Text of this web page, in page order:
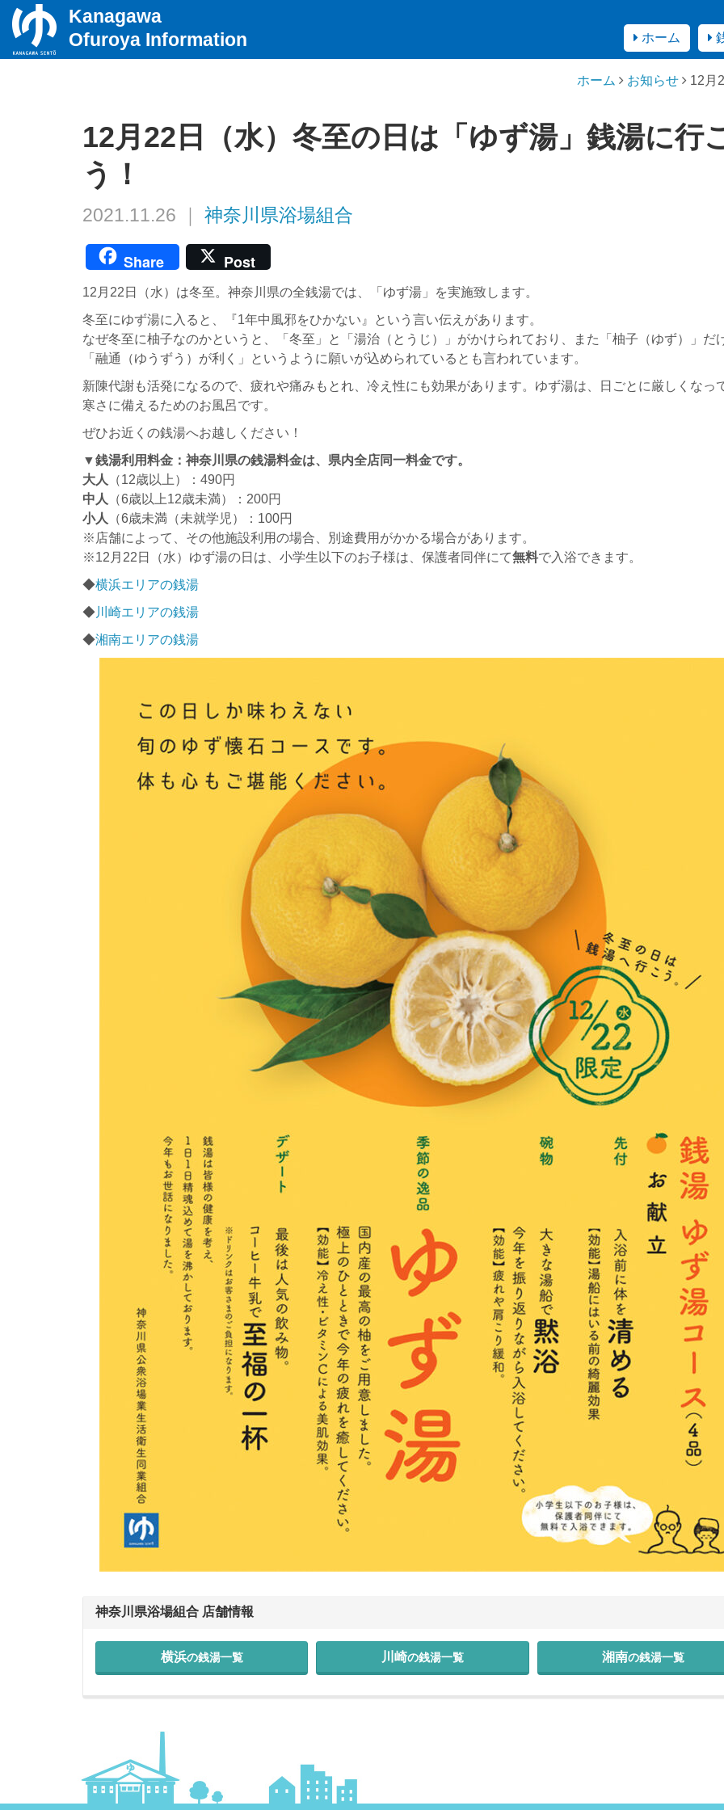
Kanagawa
Ofuroya Information
ホーム
ホーム お知らせ 12月
12月22日（水）冬至の日は「ゆず湯」銭湯に行
う！
2021.11.26 ｜ 神奈川県浴場組合
Share Post
12月22日（水）は冬至。神奈川県の全銭湯では、「ゆず湯」を実施致します。
冬至にゆず湯に入ると、『1年中風邪をひかない』という言い伝えがあります。
なぜ冬至に柚子なのかというと、「冬至」と「湯治（とうじ）」がかけられており、また「柚子（ゆず）」だ
「融通（ゆうずう）が利く」というように願いが込められているとも言われています。
新陳代謝も活発になるので、疲れや痛みもとれ、冷え性にも効果があります。ゆず湯は、日ごとに厳しくなっ
寒さに備えるためのお風呂です。
ぜひお近くの銭湯へお越しください！
▼銭湯利用料金：神奈川県の銭湯料金は、県内全店同一料金です。
大人
（12歳以上）：490円
中人
（6歳以上12歳未満）：200円
小人
（6歳未満（未就学児）：100円
※店舗によって、その他施設利用の場合、別途費用がかかる場合があります。
※12月22日（水）ゆず湯の日は、小学生以下のお子様は、保護者同伴にて無料で入浴できます。
◆横浜エリアの銭湯
◆川崎エリアの銭湯
◆湘南エリアの銭湯
神奈川県浴場組合 店舗情報
横浜の銭湯一覧 川崎の銭湯一覧 湘南の銭湯一覧